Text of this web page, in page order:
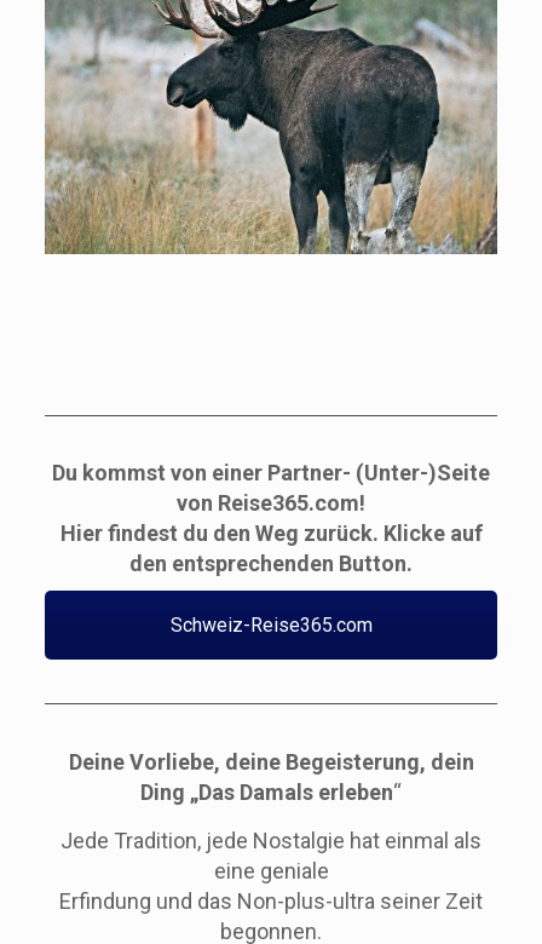
Du kommst von einer Partner- (Unter-)Seite
von Reise365.com!
Hier findest du den Weg zurück. Klicke auf
den entsprechenden Button.
Schweiz-Reise365.com
Deine Vorliebe, deine Begeisterung, dein
Ding „Das Damals erleben“
Jede Tradition, jede Nostalgie hat einmal als
eine geniale
Erfindung und das Non-plus-ultra seiner Zeit
begonnen.